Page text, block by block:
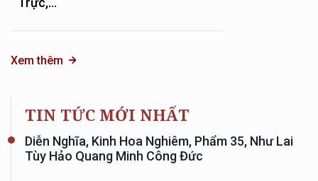
Xem thêm
TIN TỨC MỚI NHẤT
Diễn Nghĩa, Kinh Hoa Nghiêm, Phẩm 35, Như Lai
Tùy Hảo Quang Minh Công Đức